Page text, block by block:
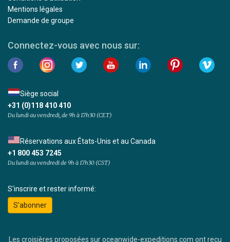
Mentions légales
Demande de groupe
Connectez-vous avec nous sur:
Siège social
+31 (0)118 410 410
Du lundi au vendredi, de 9h à 17h30 (CET)
Réservations aux États-Unis et au Canada
+1 800 453 7245
Du lundi au vendredi de 9h à 17h30 (CST)
S'inscrire et rester informé:
S'abonner
Les croisières proposées sur oceanwide-expeditions.com ont reçu